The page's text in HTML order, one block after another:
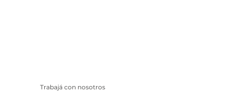
Trabajá con nosotros